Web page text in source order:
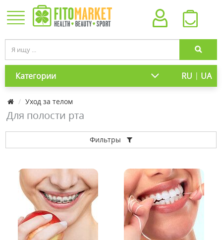
Категории RU | UA
Уход за телом
Для полости рта
Фильтры